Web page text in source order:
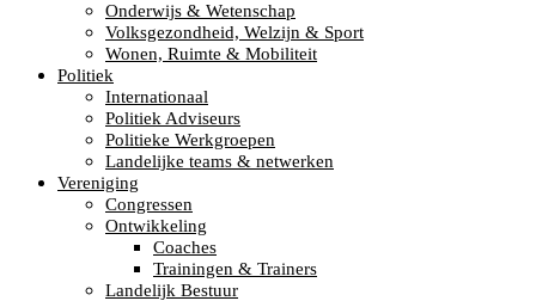
Onderwijs & Wetenschap
Volksgezondheid, Welzijn & Sport
Wonen, Ruimte & Mobiliteit
Politiek
Internationaal
Politiek Adviseurs
Politieke Werkgroepen
Landelijke teams & netwerken
Vereniging
Congressen
Ontwikkeling
Coaches
Trainingen & Trainers
Landelijk Bestuur